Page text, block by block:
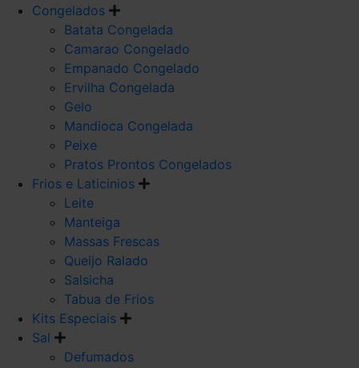
Congelados
Batata Congelada
Camarao Congelado
Empanado Congelado
Ervilha Congelada
Gelo
Mandioca Congelada
Peixe
Pratos Prontos Congelados
Frios e Laticinios
Leite
Manteiga
Massas Frescas
Queijo Ralado
Salsicha
Tabua de Frios
Kits Especiais
Sal
Defumados